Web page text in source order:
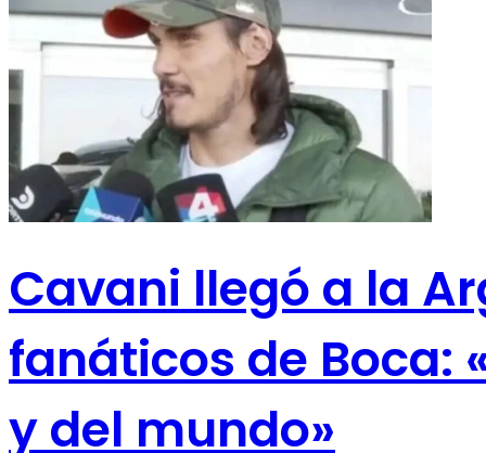
Cavani llegó a la
fanáticos de Boca:
y del mundo»